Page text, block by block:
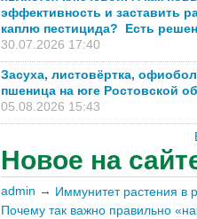
эффективность и заставить
каплю пестицида? Есть
30.07.2026 17:40
Засуха, листовёртка,
пшеница на юге Ростовской
05.08.2026 15:43
Новое на
admin → Иммунитет растения в
Почему так важно правильно